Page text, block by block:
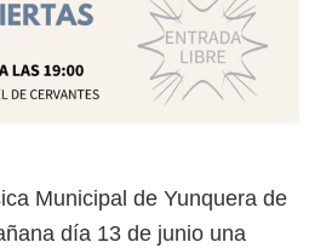
Municipal de Yunquera de
día 13 de junio una